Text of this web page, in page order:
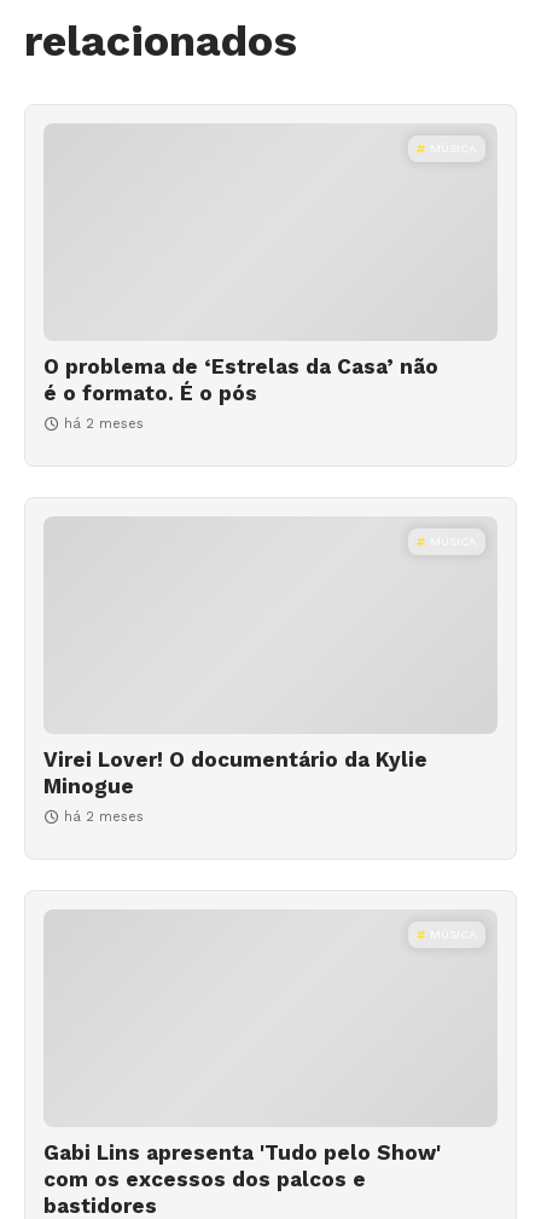
relacionados
O problema de ‘Estrelas da Casa’ não
é o formato. É o pós
há 2 meses
Virei Lover! O documentário da Kylie
Minogue
há 2 meses
Gabi Lins apresenta 'Tudo pelo Show'
com os excessos dos palcos e
bastidores